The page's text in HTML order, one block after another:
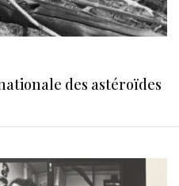
des astéroïdes